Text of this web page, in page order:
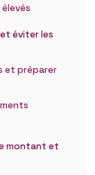
éviter les
et préparer
montant et